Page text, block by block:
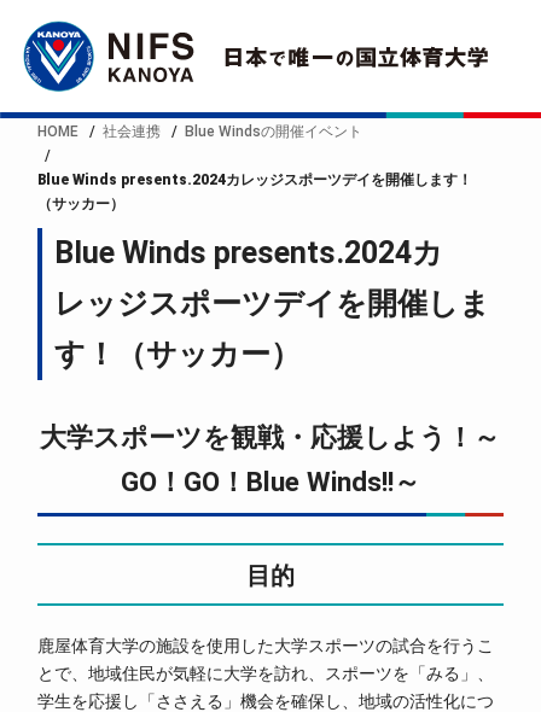
HOME 社会連携 Blue Windsの開催イベント
Blue Winds presents.2024カレッジスポーツデイを開催します！
（サッカー）
Blue Winds presents.2024カ
レッジスポーツデイを開催しま
す！（サッカー）
大学スポーツを観戦・応援しよう！～
GO！GO！Blue Winds!!～
目的
鹿屋体育大学の施設を使用した大学スポーツの試合を行うこ
とで、地域住民が気軽に大学を訪れ、スポーツを「みる」、
学生を応援し「ささえる」機会を確保し、地域の活性化につ